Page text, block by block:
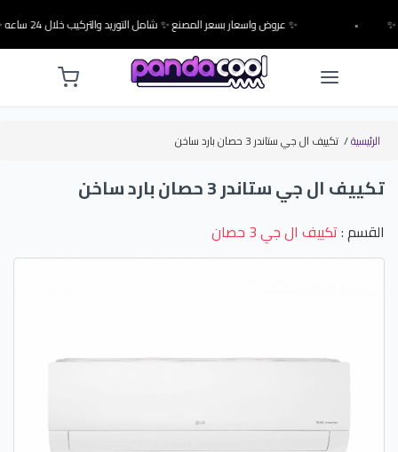
✨ عروض واسعار بسعر المصنع ✨ شامل التوريد والتركيب خلال 24 ساعه ✨ •
الرئيسية/ تكييف ال جي ستاندر 3 حصان بارد ساخن
تكييف ال جي ستاندر 3 حصان بارد ساخن
القسم :تكييف ال جي 3 حصان